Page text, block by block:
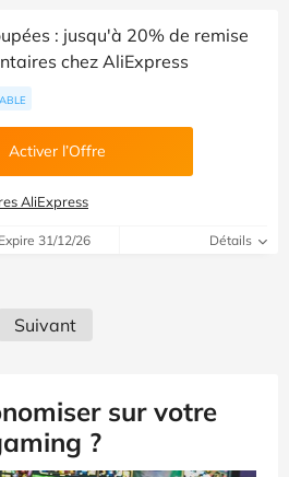
: jusqu'à 20% de remise
chez AliExpress
Activer l’Offre
AliExpress
Expire 31/12/26 Détails
Suivant
sur votre
?